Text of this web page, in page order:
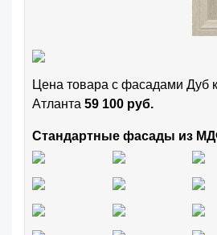
Цена товара с фасадами Дуб
Атланта 59 100 руб.
Стандартные фасады из